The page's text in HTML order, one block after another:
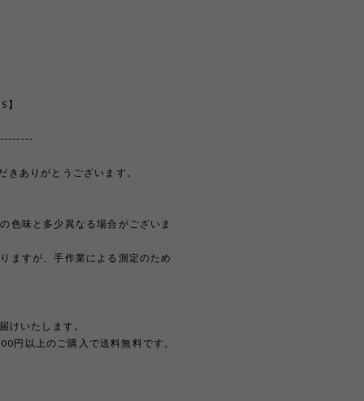
ありがとうございます。
色味と多少異なる場合がございま
ますが、手作業による測定のため
けいたします。
円以上のご購入で送料無料です。